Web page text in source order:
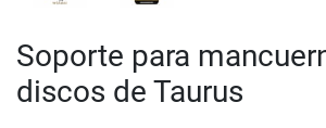
Soporte para
discos de Taurus